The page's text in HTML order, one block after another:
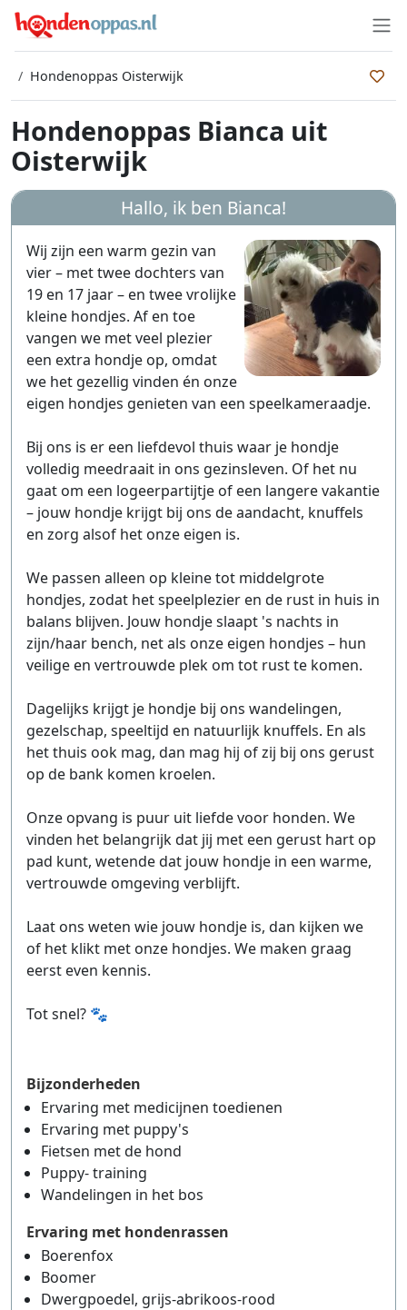
Hondenoppas Oisterwijk
Hondenoppas Bianca uit
Oisterwijk
Hallo, ik ben Bianca!
Wij zijn een warm gezin van
vier – met twee dochters van
19 en 17 jaar – en twee vrolijke
kleine hondjes. Af en toe
vangen we met veel plezier
een extra hondje op, omdat
we het gezellig vinden én onze
eigen hondjes genieten van een speelkameraadje.
Bij ons is er een liefdevol thuis waar je hondje
volledig meedraait in ons gezinsleven. Of het nu
gaat om een logeerpartijtje of een langere vakantie
– jouw hondje krijgt bij ons de aandacht, knuffels
en zorg alsof het onze eigen is.
We passen alleen op kleine tot middelgrote
hondjes, zodat het speelplezier en de rust in huis in
balans blijven. Jouw hondje slaapt 's nachts in
zijn/haar bench, net als onze eigen hondjes – hun
veilige en vertrouwde plek om tot rust te komen.
Dagelijks krijgt je hondje bij ons wandelingen,
gezelschap, speeltijd en natuurlijk knuffels. En als
het thuis ook mag, dan mag hij of zij bij ons gerust
op de bank komen kroelen.
Onze opvang is puur uit liefde voor honden. We
vinden het belangrijk dat jij met een gerust hart op
pad kunt, wetende dat jouw hondje in een warme,
vertrouwde omgeving verblijft.
Laat ons weten wie jouw hondje is, dan kijken we
of het klikt met onze hondjes. We maken graag
eerst even kennis.
Tot snel? 🐾
Bijzonderheden
Ervaring met medicijnen toedienen
Ervaring met puppy's
Fietsen met de hond
Puppy- training
Wandelingen in het bos
Ervaring met hondenrassen
Boerenfox
Boomer
Dwergpoedel, grijs-abrikoos-rood